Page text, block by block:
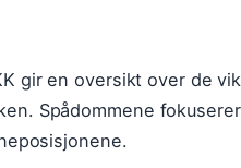
gir en oversikt over de
Spådommene